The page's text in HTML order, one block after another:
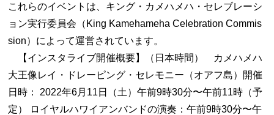
これらのイベントは、キング・カメハメハ・セレブレーシ
ョン実行委員会（King Kamehameha Celebration Commis
sion）によって運営されています。
【インスタライブ開催概要】（日本時間） カメハメハ
大王像レイ・ドレーピング・セレモニー（オアフ島）開催
日時： 2022年6月11日（土）午前9時30分〜午前11時（予
定） ロイヤルハワイアンバンドの演奏：午前9時30分〜午